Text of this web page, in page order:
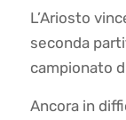
L’Ariosto
seconda
campionato
Ancora in